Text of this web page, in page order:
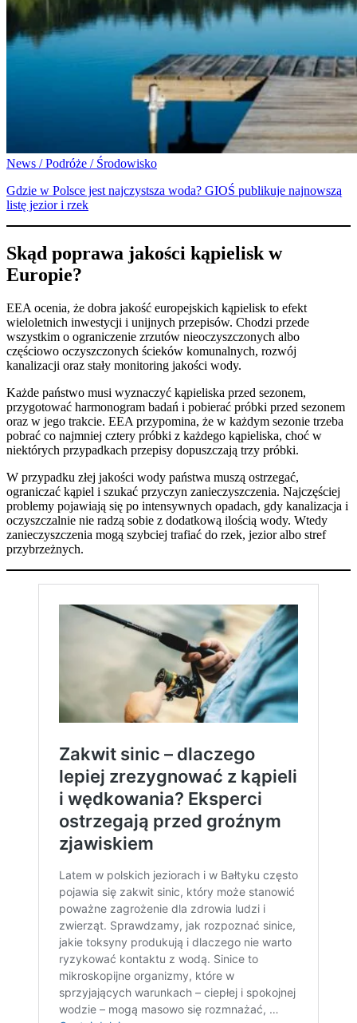
News / Podróże / Środowisko
Gdzie w Polsce jest najczystsza woda? GIOŚ publikuje najnowszą
listę jezior i rzek
Skąd poprawa jakości kąpielisk w
Europie?
EEA ocenia, że dobra jakość europejskich kąpielisk to efekt
wieloletnich inwestycji i unijnych przepisów. Chodzi przede
wszystkim o ograniczenie zrzutów nieoczyszczonych albo
częściowo oczyszczonych ścieków komunalnych, rozwój
kanalizacji oraz stały monitoring jakości wody.
Każde państwo musi wyznaczyć kąpieliska przed sezonem,
przygotować harmonogram badań i pobierać próbki przed sezonem
oraz w jego trakcie. EEA przypomina, że w każdym sezonie trzeba
pobrać co najmniej cztery próbki z każdego kąpieliska, choć w
niektórych przypadkach przepisy dopuszczają trzy próbki.
W przypadku złej jakości wody państwa muszą ostrzegać,
ograniczać kąpiel i szukać przyczyn zanieczyszczenia. Najczęściej
problemy pojawiają się po intensywnych opadach, gdy kanalizacja i
oczyszczalnie nie radzą sobie z dodatkową ilością wody. Wtedy
zanieczyszczenia mogą szybciej trafiać do rzek, jezior albo stref
przybrzeżnych.